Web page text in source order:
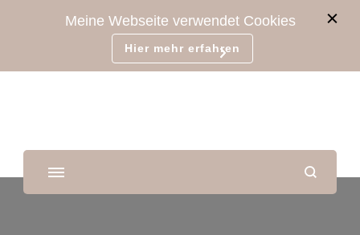
Meine Webseite verwendet Cookies
Hier mehr erfahren